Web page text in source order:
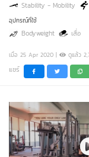
Stability - Mobility
อุปกรณ์ที่ใช้
Bodyweight เสื่อ
เมื่อ 25 Apr 2020 | ดูแล้ว
แชร์